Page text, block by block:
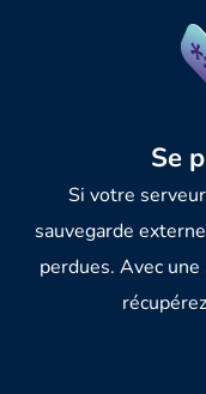
Se
Si votre
sauvegarde
perdues. Avec